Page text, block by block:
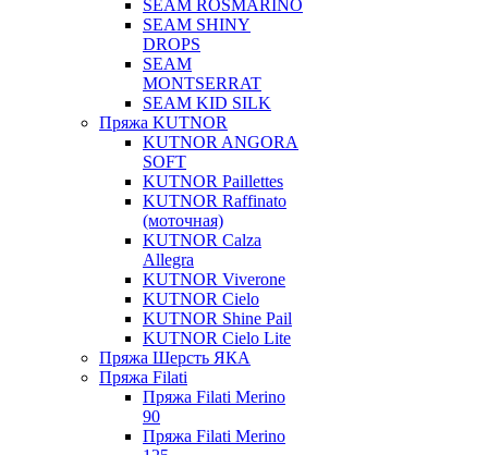
SEAM ROSMARINO
SEAM SHINY
DROPS
SEAM
MONTSERRAT
SEAM KID SILK
Пряжа KUTNOR
KUTNOR ANGORA
SOFT
KUTNOR Paillettes
KUTNOR Raffinato
(моточная)
KUTNOR Calza
Allegra
KUTNOR Viverone
KUTNOR Cielo
KUTNOR Shine Pail
KUTNOR Cielo Lite
Пряжа Шерсть ЯКА
Пряжа Filati
Пряжа Filati Merino
90
Пряжа Filati Merino